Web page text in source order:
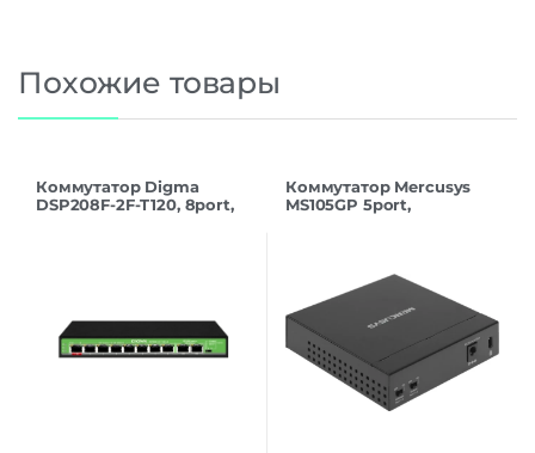
Похожие товары
Коммутатор Digma
DSP208F-2F-T120, 8port,
Коммутатор Mercusys
MS105GP 5port,